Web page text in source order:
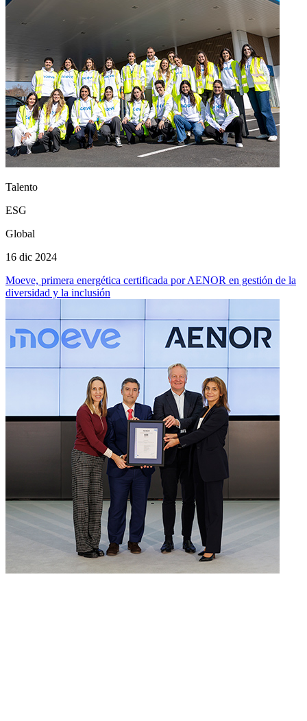
Talento
ESG
Global
16 dic 2024
Moeve, primera energética certificada por AENOR en gestión de la
diversidad y la inclusión